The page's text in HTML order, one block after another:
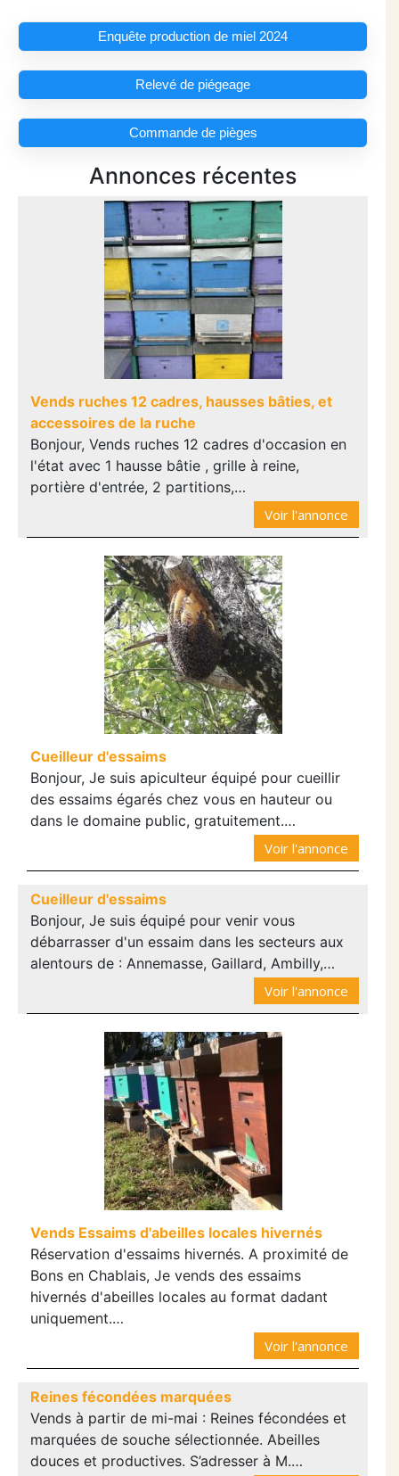
Enquête production de miel 2024
Relevé de piégeage
Commande de pièges
Annonces récentes
Vends ruches 12 cadres, hausses bâties, et
accessoires de la ruche
Bonjour, Vends ruches 12 cadres d'occasion en
l'état avec 1 hausse bâtie , grille à reine,
portière d'entrée, 2 partitions,…
Voir l'annonce
Cueilleur d'essaims
Bonjour, Je suis apiculteur équipé pour cueillir
des essaims égarés chez vous en hauteur ou
dans le domaine public, gratuitement.…
Voir l'annonce
Cueilleur d'essaims
Bonjour, Je suis équipé pour venir vous
débarrasser d'un essaim dans les secteurs aux
alentours de : Annemasse, Gaillard, Ambilly,…
Voir l'annonce
Vends Essaims d'abeilles locales hivernés
Réservation d'essaims hivernés. A proximité de
Bons en Chablais, Je vends des essaims
hivernés d'abeilles locales au format dadant
uniquement.…
Voir l'annonce
Reines fécondées marquées
Vends à partir de mi-mai : Reines fécondées et
marquées de souche sélectionnée. Abeilles
douces et productives. S’adresser à M.…